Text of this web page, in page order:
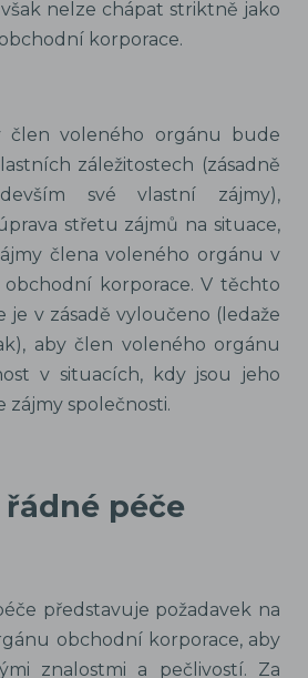
nelze chápat striktně jako
korporace.
člen voleného orgánu bude
záležitostech (zásadně
své vlastní zájmy),
střetu zájmů na situace,
člena voleného orgánu v
korporace. V těchto
je v zásadě vyloučeno (ledaže
aby člen voleného orgánu
v situacích, kdy jsou jeho
zájmy společnosti.
péče
představuje požadavek na
obchodní korporace, aby
znalostmi a pečlivostí. Za